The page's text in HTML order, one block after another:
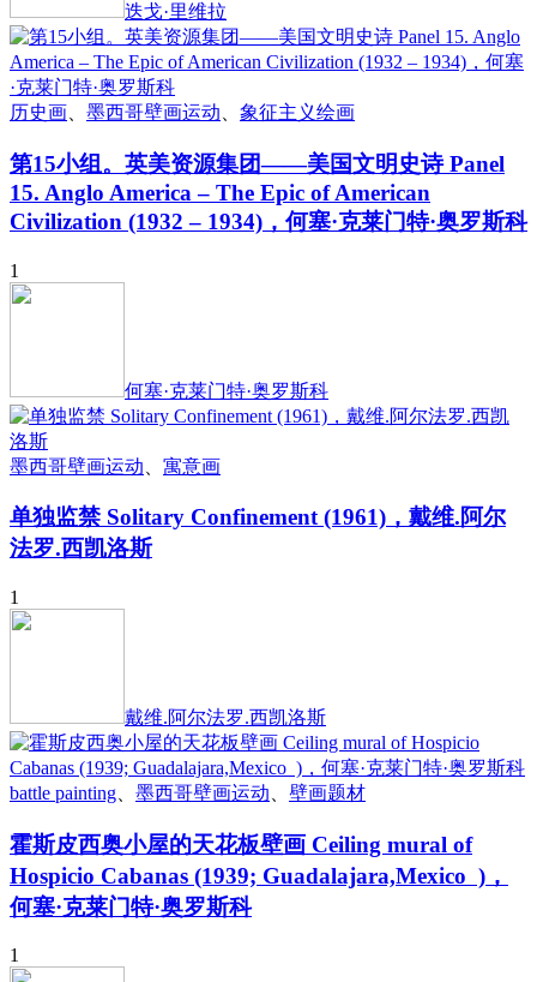
迭戈·里维拉
历史画 墨西哥壁画运动 象征主义绘画
第15小组。英美资源集团——美国文明史诗 Panel
15. Anglo America – The Epic of American
Civilization (1932 – 1934)，何塞·克莱门特·奥罗斯科
1
何塞·克莱门特·奥罗斯科
墨西哥壁画运动 寓意画
单独监禁 Solitary Confinement (1961)，戴维.阿尔
法罗.西凯洛斯
1
戴维.阿尔法罗.西凯洛斯
battle painting 墨西哥壁画运动 壁画题材
霍斯皮西奥小屋的天花板壁画 Ceiling mural of
Hospicio Cabanas (1939; Guadalajara,Mexico )，
何塞·克莱门特·奥罗斯科
1